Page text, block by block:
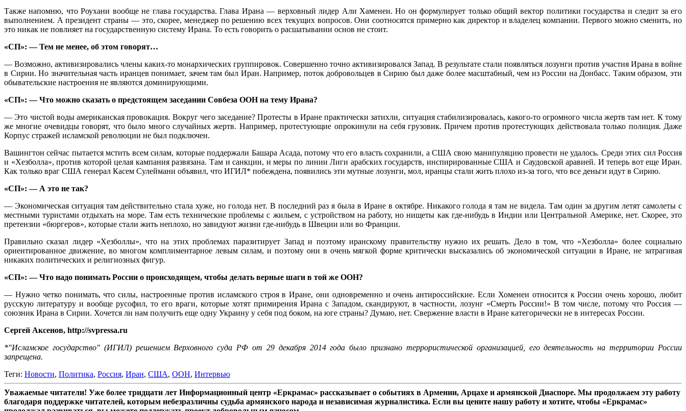
Также напомню, что Роухани вообще не глава государства. Глава Ирана — верховный лидер Али Хаменеи. Но он формулирует только общий вектор политики государства и следит за его
выполнением. А президент страны — это, скорее, менеджер по решению всех текущих вопросов. Они соотносятся примерно как директор и владелец компании. Первого можно сменить, но
это никак не повлияет на государственную систему Ирана. То есть говорить о расшатывании основ не стоит.
«СП»: — Тем не менее, об этом говорят…
— Возможно, активизировались члены каких-то монархических группировок. Совершенно точно активизировался Запад. В результате стали появляться лозунги против участия Ирана в войне
в Сирии. Но значительная часть иранцев понимает, зачем там был Иран. Например, поток добровольцев в Сирию был даже более масштабный, чем из России на Донбасс. Таким образом, эти
обывательские настроения не являются доминирующими.
«СП»: — Что можно сказать о предстоящем заседании Совбеза ООН на тему Ирана?
— Это чистой воды американская провокация. Вокруг чего заседание? Протесты в Иране практически затихли, ситуация стабилизировалась, какого-то огромного числа жертв там нет. К тому
же многие очевидцы говорят, что было много случайных жертв. Например, протестующие опрокинули на себя грузовик. Причем против протестующих действовала только полиция. Даже
Корпус стражей исламской революции не был подключен.
Вашингтон сейчас пытается мстить всем силам, которые поддержали Башара Асада, потому что его власть сохранили, а США свою манипуляцию провести не удалось. Среди этих сил Россия
и «Хезболла», против которой целая кампания развязана. Там и санкции, и меры по линии Лиги арабских государств, инспирированные США и Саудовской аравией. И теперь вот еще Иран.
Как только враг США генерал Касем Сулеймани объявил, что ИГИЛ* побеждена, появились эти мутные лозунги, мол, иранцы стали жить плохо из-за того, что все деньги идут в Сирию.
«СП»: — А это не так?
— Экономическая ситуация там действительно стала хуже, но голода нет. В последний раз я была в Иране в октябре. Никакого голода я там не видела. Там один за другим летят самолеты с
местными туристами отдыхать на море. Там есть технические проблемы с жильем, с устройством на работу, но нищеты как где-нибудь в Индии или Центральной Америке, нет. Скорее, это
претензии «бюргеров», которые стали жить неплохо, но завидуют жизни где-нибудь в Швеции или во Франции.
Правильно сказал лидер «Хезболлы», что на этих проблемах паразитирует Запад и поэтому иранскому правительству нужно их решать. Дело в том, что «Хезболла» более социально
ориентированное движение, во многом комплиментарное левым силам, и поэтому они в очень мягкой форме критически высказались об экономической ситуации в Иране, не затрагивая
никаких политических и религиозных фигур.
«СП»: — Что надо понимать России о происходящем, чтобы делать верные шаги в той же ООН?
— Нужно четко понимать, что силы, настроенные против исламского строя в Иране, они одновременно и очень антироссийские. Если Хоменеи относится к России очень хорошо, любит
русскую литературу и вообще русофил, то его враги, которые хотят примирения Ирана с Западом, скандируют, в частности, лозунг «Смерть России!» В том числе, потому что Россия —
союзник Ирана в Сирии. Хочется ли нам получить еще одну Украину у себя под боком, на юге страны? Думаю, нет. Свержение власти в Иране категорически не в интересах России.
Сергей Аксенов, http://svpressa.ru
*"Исламское государство" (ИГИЛ) решением Верховного суда РФ от 29 декабря 2014 года было признано террористической организацией, его деятельность на территории России
запрещена.
Теги: Новости, Политика, Россия, Иран, США, ООН, Интервью
Уважаемые читатели! Уже более тридцати лет Информационный центр «Еркрамас» рассказывает о событиях в Армении, Арцахе и армянской Диаспоре. Мы продолжаем эту работу
благодаря поддержке читателей, которым небезразличны судьба армянского народа и независимая журналистика. Если вы цените нашу работу и хотите, чтобы «Еркрамас»